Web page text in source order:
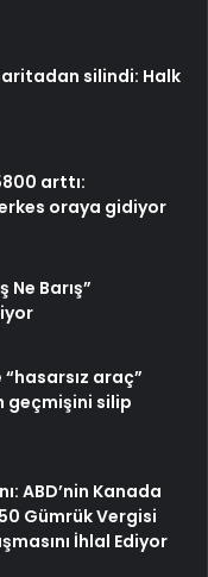
silindi: Halk
arttı:
oraya gidiyor
Barış”
araç”
geçmişini silip
ABD’nin Kanada
Gümrük Vergisi
İhlal Ediyor